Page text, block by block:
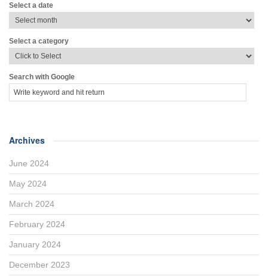
Select a date
Select a category
Search with Google
Archives
June 2024
May 2024
March 2024
February 2024
January 2024
December 2023